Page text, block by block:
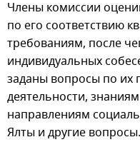
Члены комиссии
по его соответствию
требованиям, после
индивидуальных
заданы вопросы по их
деятельности,
направлениям
Ялты и другие вопросы.